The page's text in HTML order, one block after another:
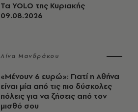
Τα YOLO της Κυριακής
09.08.2026
Λίνα Μανδράκου
«Μένουν 6 ευρώ»: Γιατί η Αθήνα
είναι μία από τις πιο δύσκολες
πόλεις για να ζήσεις από τον
μισθό σου